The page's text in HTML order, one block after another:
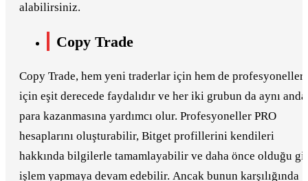
alabilirsiniz.
Copy Trade
Copy Trade, hem yeni traderlar için hem de profesyoneller
için eşit derecede faydalıdır ve her iki grubun da aynı anda
para kazanmasına yardımcı olur. Profesyoneller PRO
hesaplarını oluşturabilir, Bitget profillerini kendileri
hakkında bilgilerle tamamlayabilir ve daha önce olduğu
işlem yapmaya devam edebilir. Ancak bunun karşılığında